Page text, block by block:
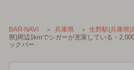
BAR-NAVI 兵庫県 生野駅(兵庫県)
県)周辺1kmでシガーが充実している・
ックバー